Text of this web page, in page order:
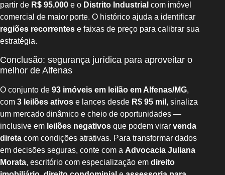
partir de R$ 95.000 e o Distrito Industrial com imóvel
comercial de maior porte. O histórico ajuda a identificar
regiões recorrentes e faixas de preço para calibrar sua
estratégia.
Conclusão: segurança jurídica para aproveitar o
melhor de Alfenas
O conjunto de 93 imóveis em leilão em Alfenas/MG,
com 3 leilões ativos e lances desde R$ 95 mil , sinaliza
um mercado dinâmico e cheio de oportunidades —
inclusive em leilões negativos que podem virar venda
direta com condições atrativas. Para transformar dados
em decisões seguras, conte com a Advocacia Juliana
Morata, escritório com especialização em direito